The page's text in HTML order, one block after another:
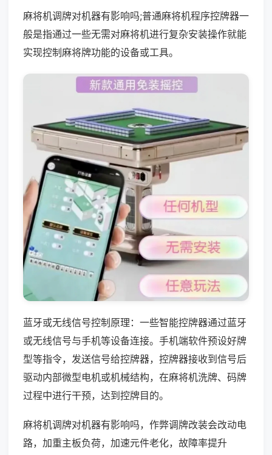
麻将机调牌对机器有影响吗;普通麻将机程序控牌器一
般是指通过一些无需对麻将机进行复杂安装操作就能
实现控制麻将牌功能的设备或工具。
蓝牙或无线信号控制原理：一些智能控牌器通过蓝牙
或无线信号与手机等设备连接。手机端软件预设好牌
型等指令，发送信号给控牌器，控牌器接收到信号后
驱动内部微型电机或机械结构，在麻将机洗牌、码牌
过程中进行干预，达到控牌目的。
麻将机调牌对机器有影响吗，作弊调牌改装会改动电
路，加重主板负荷，加速元件老化，故障率提升